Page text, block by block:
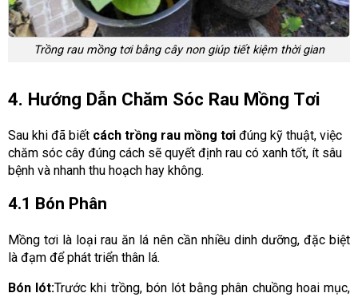
Trồng rau mồng tơi bằng cây non giúp tiết kiệm thời gian
4. Hướng Dẫn Chăm Sóc Rau Mồng Tơi
Sau khi đã biết cách trồng rau mồng tơi đúng kỹ thuật, việc
chăm sóc cây đúng cách sẽ quyết định rau có xanh tốt, ít sâu
bệnh và nhanh thu hoạch hay không.
4.1 Bón Phân
Mồng tơi là loại rau ăn lá nên cần nhiều dinh dưỡng, đặc biệt
là đạm để phát triển thân lá.
Bón lót:Trước khi trồng, bón lót bằng phân chuồng hoai mục,